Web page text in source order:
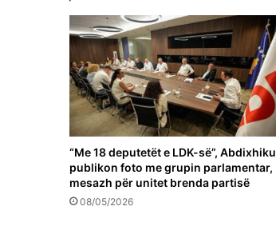
“Me 18 deputetët e LDK-së”, Abdixhiku
publikon foto me grupin parlamentar,
mesazh për unitet brenda partisë
08/05/2026